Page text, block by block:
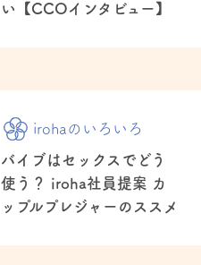
い【CCOインタビュー】
irohaのいろいろ
バイブはセックスでどう
使う？ iroha社員提案 カ
ップルプレジャーのススメ